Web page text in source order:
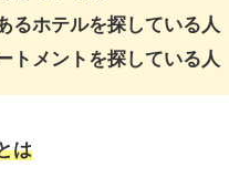
るホテルを探している人
トメントを探している人
は